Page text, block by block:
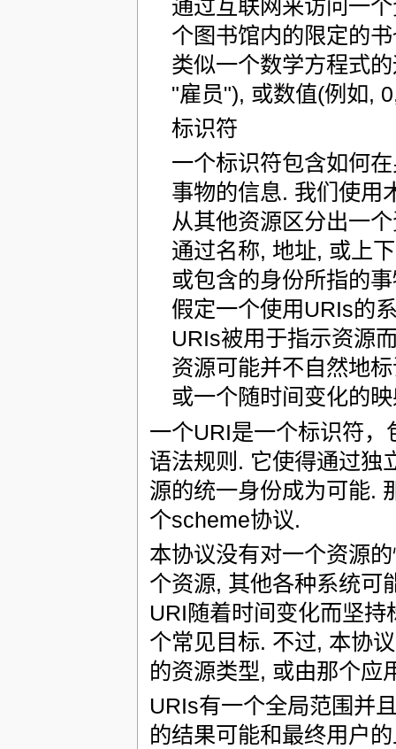
通过互联网来访问一
个图书馆内的限定的
类似一个数学方程式
"雇员"), 或数值(例如,
标识符
一个标识符包含如何
事物的信息. 我们使用
从其他资源区分出一
通过名称, 地址, 或上
或包含的身份所指的
假定一个使用URIs的
URIs被用于指示资源
资源可能并不自然地
或一个随时间变化的
一个URI是一个标识符
语法规则. 它使得通过独
源的统一身份成为可能.
个scheme协议.
本协议没有对一个资源
个资源, 其他各种系统可
URI随着时间变化而坚
个常见目标. 不过, 本协
的资源类型, 或由那个应
URIs有一个全局范围并
的结果可能和最终用户